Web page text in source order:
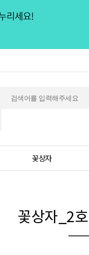
꽃상자
꽃상자_2